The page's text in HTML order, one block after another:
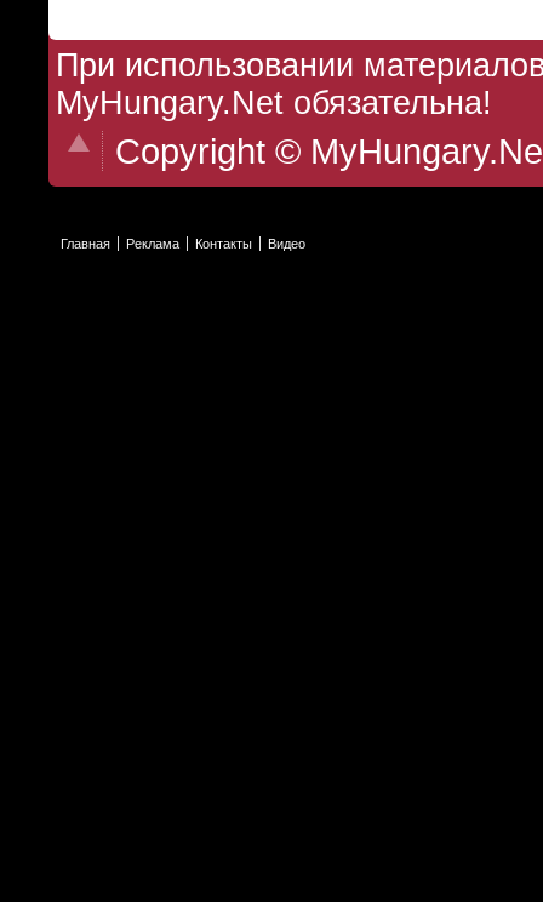
При использовании
MyHungary.Net обязательна!
Copyright ©
Главная Реклама Контакты Видео